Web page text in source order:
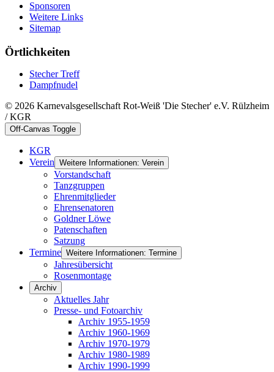
Sponsoren
Weitere Links
Sitemap
Örtlichkeiten
Stecher Treff
Dampfnudel
© 2026 Karnevalsgesellschaft Rot-Weiß 'Die Stecher' e.V. Rülzheim
/ KGR
Off-Canvas Toggle
KGR
Verein Weitere Informationen: Verein
Vorstandschaft
Tanzgruppen
Ehrenmitglieder
Ehrensenatoren
Goldner Löwe
Patenschaften
Satzung
Termine Weitere Informationen: Termine
Jahresübersicht
Rosenmontage
Archiv
Aktuelles Jahr
Presse- und Fotoarchiv
Archiv 1955-1959
Archiv 1960-1969
Archiv 1970-1979
Archiv 1980-1989
Archiv 1990-1999